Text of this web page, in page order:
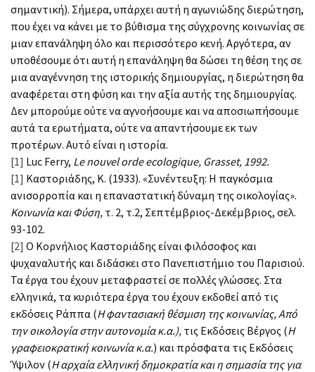
σημαντική). Σήμερα, υπάρχει αυτή η αγωνιώδης διερώτηση,
που έχει να κάνει με το βύθισμα της σύγχρονης κοινωνίας σε
μιαν επανάληψη όλο και περισσότερο κενή. Αργότερα, αν
υποθέσουμε ότι αυτή η επανάληψη θα δώσει τη θέση της σε
μια αναγέννηση της ιστορικής δημιουργίας, η διερώτηση θα
αναφέρεται στη φύση και την αξία αυτής της δημιουργίας.
Δεν μπορούμε ούτε να αγνοήσουμε και να αποσιωπήσουμε
αυτά τα ερωτήματα, ούτε να απαντήσουμε εκ των
προτέρων. Αυτό είναι η ιστορία.
[1] Luc Ferry, Le nouvel orde ecologique, Grasset, 1992.
[1] Καστοριάδης, Κ. (1933). «Συνέντευξη: Η παγκόσμια
ανισορροπία και η επαναστατική δύναμη της οικολογίας».
Κοινωνία και Φύση, τ. 2, τ.2, Σεπτέμβριος-Δεκέμβριος, σελ.
93-102.
[2] Ο Κορνήλιος Καστοριάδης είναι φιλόσοφος και
ψυχαναλυτής και διδάσκει στο Πανεπιστήμιο του Παρισιού.
Τα έργα του έχουν μεταφραστεί σε πολλές γλώσσες. Στα
ελληνικά, τα κυριότερα έργα του έχουν εκδοθεί από τις
εκδόσεις Ράππα (Η φαντασιακή θέσμιση της κοινωνίας, Από
την οικολογία στην αυτονομία κ.α.), τις Εκδόσεις Βέργος (Η
γραφειοκρατική κοινωνία κ.α.) και πρόσφατα τις Εκδόσεις
Ύψιλον (Η αρχαία ελληνική δημοκρατία και η σημασία της για